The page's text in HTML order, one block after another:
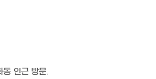
인근 방문.